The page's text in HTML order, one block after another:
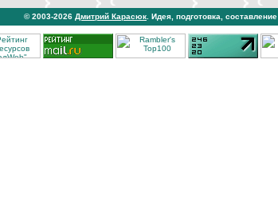
© 2003-2026 Дмитрий Карасюк . Идея, подготовка, составление